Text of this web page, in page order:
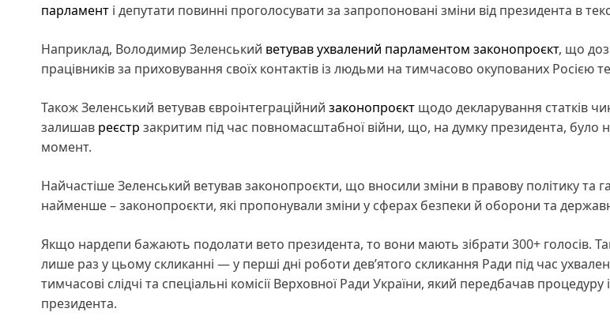
парламент і депутати повинні проголосувати за запропоновані зміни від президента в
Наприклад, Володимир Зеленський ветував ухвалений парламентом законопроєкт, що
працівників за приховування своїх контактів із людьми на тимчасово окупованих Росією
Також Зеленський ветував євроінтеграційний законопроєкт щодо декларування статків
залишав реєстр закритим під час повномасштабної війни, що, на думку президента, було
момент.
Найчастіше Зеленський ветував законопроєкти, що вносили зміни в правову політику та
найменше – законопроєкти, які пропонували зміни у сферах безпеки й оборони та
Якщо нардепи бажають подолати вето президента, то вони мають зібрати 300+ голосів.
лише раз у цьому скликанні — у перші дні роботи дев’ятого скликання Ради під час
тимчасові слідчі та спеціальні комісії Верховної Ради України, який передбачав процедуру
президента.